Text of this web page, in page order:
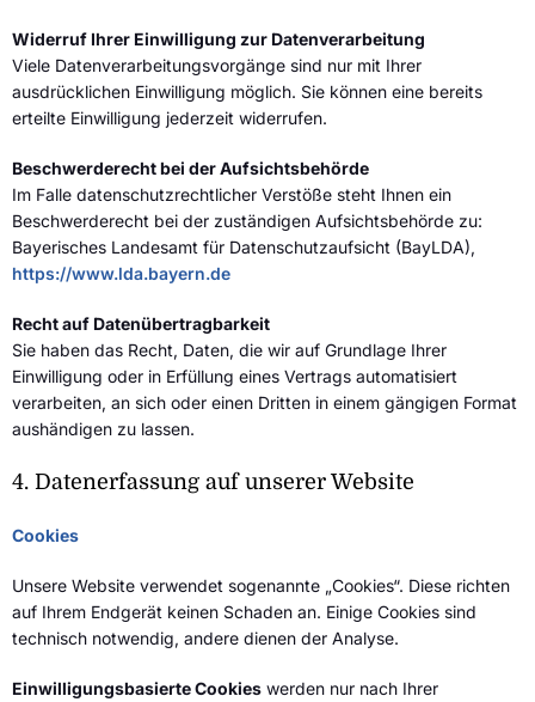
Widerruf Ihrer Einwilligung zur Datenverarbeitung
Viele Datenverarbeitungsvorgänge sind nur mit Ihrer
ausdrücklichen Einwilligung möglich. Sie können eine bereits
erteilte Einwilligung jederzeit widerrufen.
Beschwerderecht bei der Aufsichtsbehörde
Im Falle datenschutzrechtlicher Verstöße steht Ihnen ein
Beschwerderecht bei der zuständigen Aufsichtsbehörde zu:
Bayerisches Landesamt für Datenschutzaufsicht (BayLDA),
https://www.lda.bayern.de
Recht auf Datenübertragbarkeit
Sie haben das Recht, Daten, die wir auf Grundlage Ihrer
Einwilligung oder in Erfüllung eines Vertrags automatisiert
verarbeiten, an sich oder einen Dritten in einem gängigen Format
aushändigen zu lassen.
4. Datenerfassung auf unserer Website
Cookies
Unsere Website verwendet sogenannte „Cookies“. Diese richten
auf Ihrem Endgerät keinen Schaden an. Einige Cookies sind
technisch notwendig, andere dienen der Analyse.
Einwilligungsbasierte Cookies werden nur nach Ihrer